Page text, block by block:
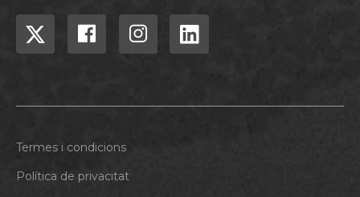
Termes i condicions
Política de privacitat